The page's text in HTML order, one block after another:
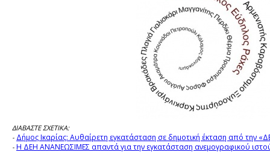
ΔΙΑΒΑΣΤΕ ΣΧΕΤΙΚΑ:
- Δήμος Ικαρίας: Αυθαίρετη εγκατάσταση σε δημοτική έκταση από την
- Η ΔΕΗ ΑΝΑΝΕΩΣΙΜΕΣ απαντά για την εγκατάσταση ανεμογραφικού